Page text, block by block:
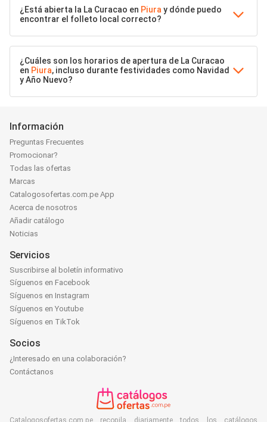
¿Está abierta la La Curacao en Piura y dónde puedo
encontrar el folleto local correcto?
¿Cuáles son los horarios de apertura de La Curacao
en Piura, incluso durante festividades como Navidad
y Año Nuevo?
Información
Preguntas Frecuentes
Promocionar?
Todas las ofertas
Marcas
Catalogosofertas.com.pe App
Acerca de nosotros
Añadir catálogo
Noticias
Servicios
Suscribirse al boletín informativo
Síguenos en Facebook
Síguenos en Instagram
Síguenos en Youtube
Síguenos en TikTok
Socios
¿Interesado en una colaboración?
Contáctanos
Catalogosofertas.com.pe recopila diariamente todos los catálogos